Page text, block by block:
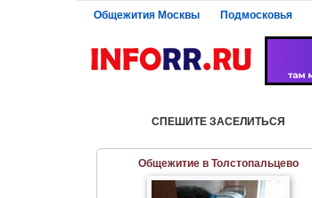
Общежития Москвы Подмосковья
СПЕШИТЕ ЗАСЕЛИТЬСЯ
Общежитие в Толстопальцево